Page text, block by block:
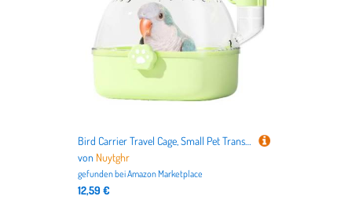
Bird Carrier Travel Cage, Small Pet Transport Case, Portable Compact Design, 18.4x16.3x17cm, Ventilated Enclosure with Water Bottle, Lightweight Travel Crate for Parakeets
von Nuytghr
gefunden beiAmazon Marketplace
12,59 €